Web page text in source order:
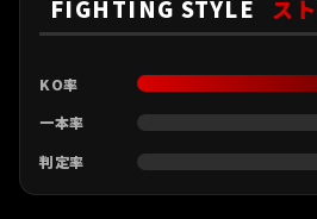
FIGHTING STYLE ス
KO率
一本率
判定率